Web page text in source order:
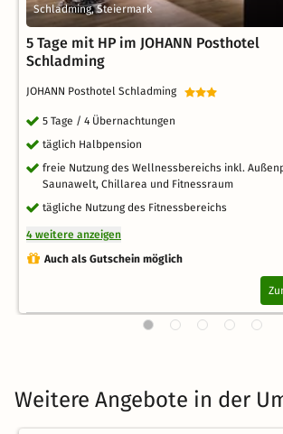
Schladming, Steiermark
5 Tage mit HP im JOHANN Posthotel
Schladming
JOHANN Posthotel Schladming
5 Tage / 4 Übernachtungen
täglich Halbpension
freie Nutzung des Wellnessbereichs inkl.
Saunawelt, Chillarea und Fitnessraum
tägliche Nutzung des Fitnessbereichs
4 weitere anzeigen
Auch als Gutschein möglich
Weitere Angebote in der